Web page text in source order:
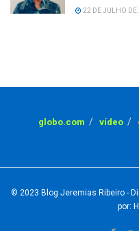
22 DE JULHO DE
globo.com vídeo
© 2023 Blog Jeremias Ribeiro-
por: